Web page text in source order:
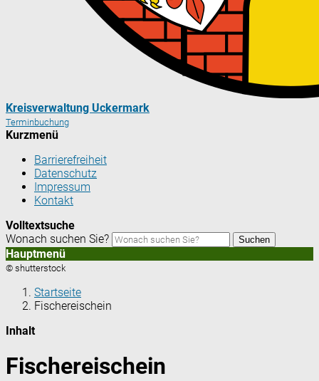
Kreisverwaltung Uckermark
Terminbuchung
Kurzmenü
Barrierefreiheit
Datenschutz
Impressum
Kontakt
Volltextsuche
Wonach suchen Sie?
Suchen
Hauptmenü
© shutterstock
Startseite
Fischereischein
Inhalt
Fischereischein